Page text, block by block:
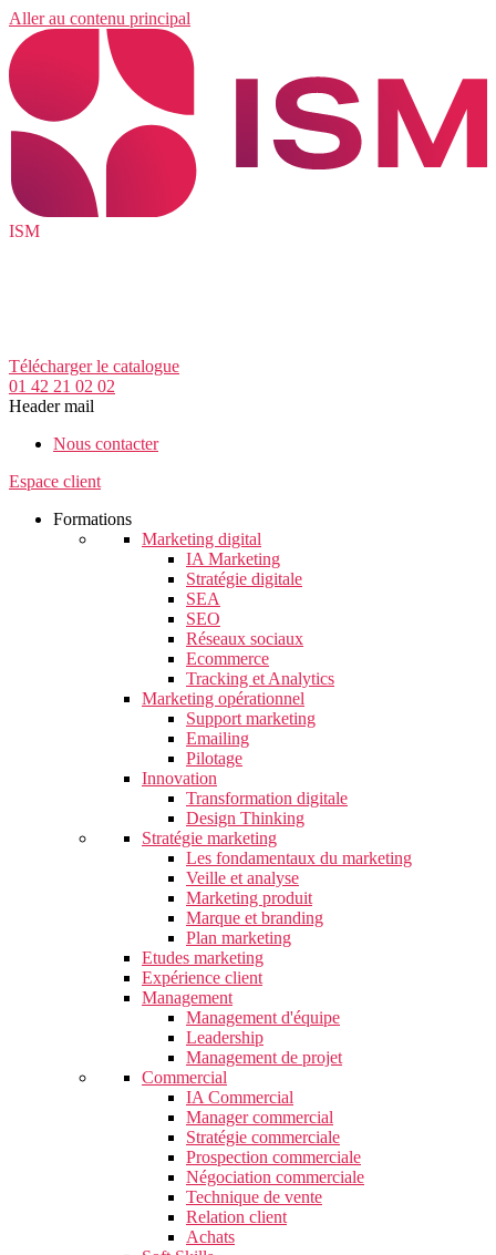
Aller au contenu principal
ISM
Télécharger le catalogue
01 42 21 02 02
Header mail
Nous contacter
Espace client
Formations
Marketing digital
IA Marketing
Stratégie digitale
SEA
SEO
Réseaux sociaux
Ecommerce
Tracking et Analytics
Marketing opérationnel
Support marketing
Emailing
Pilotage
Innovation
Transformation digitale
Design Thinking
Stratégie marketing
Les fondamentaux du marketing
Veille et analyse
Marketing produit
Marque et branding
Plan marketing
Etudes marketing
Expérience client
Management
Management d'équipe
Leadership
Management de projet
Commercial
IA Commercial
Manager commercial
Stratégie commerciale
Prospection commerciale
Négociation commerciale
Technique de vente
Relation client
Achats